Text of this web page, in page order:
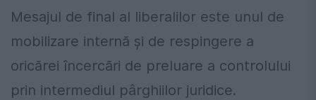
Mesajul de final al liberalilor este unul de
mobilizare internă și de respingere a
oricărei încercări de preluare a controlului
prin intermediul pârghiilor juridice.